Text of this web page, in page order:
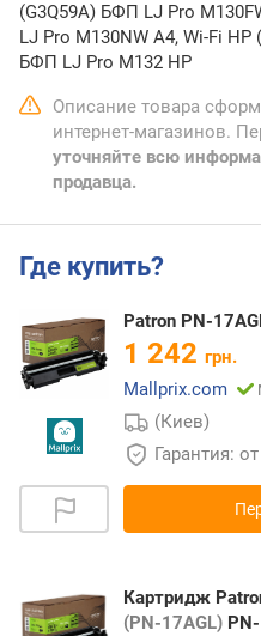
(G3Q59A) БФП LJ Pro
LJ Pro M130NW A4, Wi-Fi
БФП LJ Pro M132 HP
Описание товара
интернет-магазинов.
уточняйте всю
продавца.
Где купить?
Patron PN-
1 242 грн.
Mallprix.com
(Киев)
Гарантия:
Картридж
(PN-17AGL)